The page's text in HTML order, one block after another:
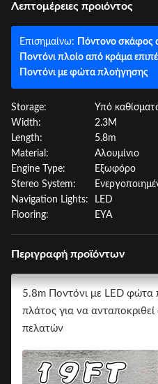
Λεπτομέρειες προιόντος
Επισημαίνω: Πόντονο σκάφος
Ποντόνι πλοίο από κράμα
Ποντόνι με φώτα πλοήγησης
Storage:
Υπό
Width:
2.3M
Length:
5.8m
Material:
Αλουμίνιο
Engine Type:
Εξωφόρο
Stereo System:
Navigation Lights:
LED
Flooring:
ΕΥΑ
Περιγραφή προϊόντων
5.8m Ποντόνι με LED φώτα
πλάτος για να ανταποκριθεί
πελατών